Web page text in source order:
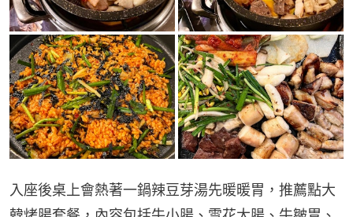
入座後桌上會熱著一鍋辣豆芽湯先暖暖胃，推薦點大